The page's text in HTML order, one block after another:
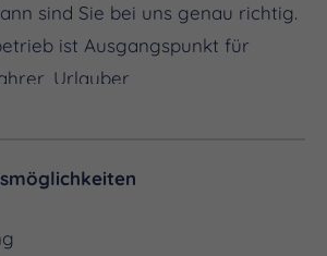
sind Sie bei uns genau richtig.
ist Ausgangspunkt für
Urlauber,
näher anschauen möchten. Dazu
unserer Region ein.